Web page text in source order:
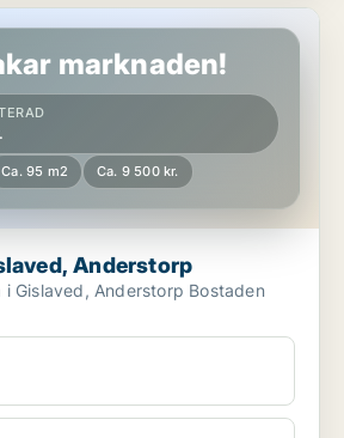
marknaden!
Ca. 95 m2 Ca. 9 500 kr.
Anderstorp
Anderstorp Bostaden